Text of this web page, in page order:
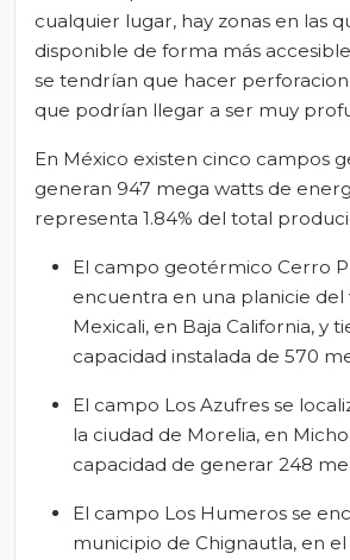
cualquier lugar, hay zonas en las
disponible de forma más
se tendrían que hacer
que podrían llegar a ser muy
En México existen cinco campos
generan 947 mega watts de
representa 1.84% del total
El campo geotérmico Cerro
encuentra en una planicie del
Mexicali, en Baja California, y
capacidad instalada de 570
El campo Los Azufres se
la ciudad de Morelia, en
capacidad de generar 248
El campo Los Humeros se
municipio de Chignautla, en